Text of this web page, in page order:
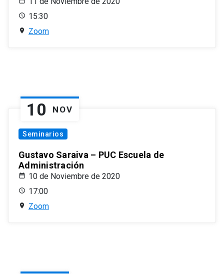
15:30
Zoom
10 NOV
Seminarios
Gustavo Saraiva – PUC Escuela de
Administración
10 de Noviembre de 2020
17:00
Zoom